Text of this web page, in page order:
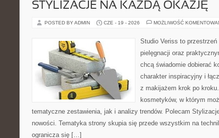
STYLIZACJE NA KAŻDĄ OKAZJĘ
POSTED BY ADMIN CZE - 19 - 2026 MOŻLIWOŚĆ
Studio Veriss to
pielęgnacji oraz
chcą świadomie dobierać
charakter inspiracyjny i
z makijażem krok po
kosmetyków, w którym
tematyczne zestawienia, jak i analizy trendów. Polecam
nowości. Tematyka strony skupia się przede wszystkim na
ogranicza się […]